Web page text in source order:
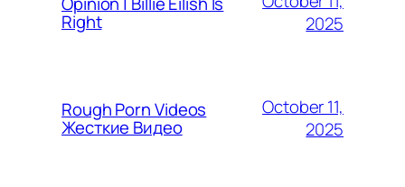
Right
2025
Rough Porn Videos
Жесткие Видео
October 11,
2025